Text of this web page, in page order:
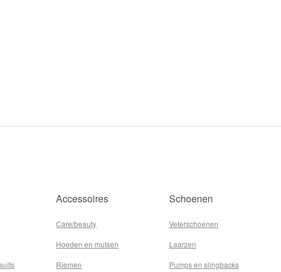
Accessoires
Care/beauty
Hoeden en mutsen
Riemen
Schoenen
Veterschoenen
Laarzen
Pumps en slingbacks